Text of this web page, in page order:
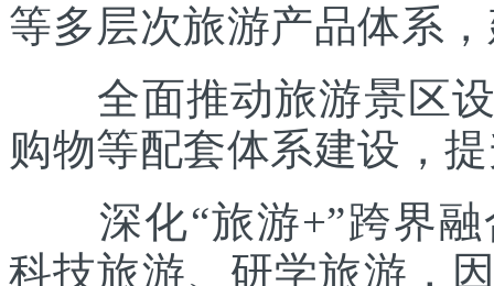
等多层次旅游产品体系
全面推动旅游景区设
购物等配套体系建设，
深化“旅游+”跨界融
科技旅游、研学旅游，